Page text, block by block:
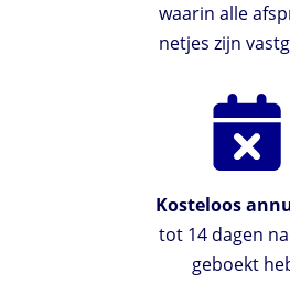
waarin alle
netjes zijn
Kosteloos
tot 14 dagen
geboekt